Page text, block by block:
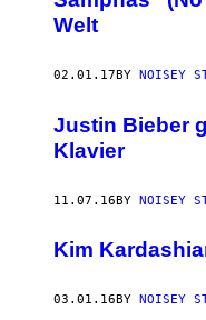
Welt
02.01.17 BY NOISEY
Justin Bieber
Klavier
11.07.16BY NOISEY
Kim
03.01.16 BY NOISEY